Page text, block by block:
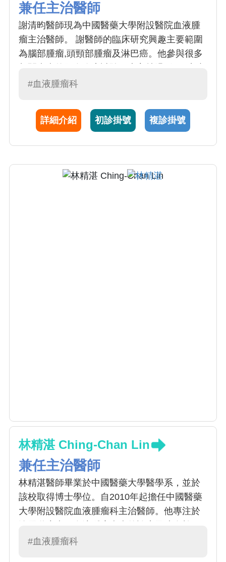
兼任主治醫師
謝清昀醫師現為中國醫藥大學附設醫院血液腫
瘤主治醫師。 謝醫師的臨床研究興趣主要範圍
為腦部腫瘤,頭頸部腫瘤及淋巴癌。他參與很多
發起的臨床試驗。謝醫師對藥物的早期臨床試
症藥物臨床試驗。也參與2件腫瘤內藥物注射的
第一期臨床試驗。
#血液腫瘤科
詳細介紹 初診掛號 複診掛號
林精湛 Ching-Chan Lin
兼任主治醫師
林精湛醫師畢業於中國醫藥大學醫學系，並於
該校取得博士學位。自2010年起擔任中國醫藥
大學附設醫院血液腫瘤科主治醫師。他專注於
胞移植，同時也是台灣內科醫學會、中華民國
#血液腫瘤科